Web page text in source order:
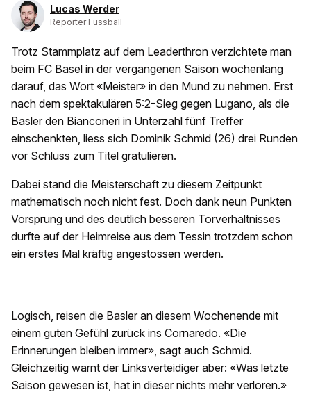
Lucas Werder
Reporter Fussball
Trotz Stammplatz auf dem Leaderthron verzichtete man
beim FC Basel in der vergangenen Saison wochenlang
darauf, das Wort «Meister» in den Mund zu nehmen. Erst
nach dem spektakulären 5:2-Sieg gegen Lugano, als die
Basler den Bianconeri in Unterzahl fünf Treffer
einschenkten, liess sich Dominik Schmid (26) drei Runden
vor Schluss zum Titel gratulieren.
Dabei stand die Meisterschaft zu diesem Zeitpunkt
mathematisch noch nicht fest. Doch dank neun Punkten
Vorsprung und des deutlich besseren Torverhältnisses
durfte auf der Heimreise aus dem Tessin trotzdem schon
ein erstes Mal kräftig angestossen werden.
Logisch, reisen die Basler an diesem Wochenende mit
einem guten Gefühl zurück ins Cornaredo. «Die
Erinnerungen bleiben immer», sagt auch Schmid.
Gleichzeitig warnt der Linksverteidiger aber: «Was letzte
Saison gewesen ist, hat in dieser nichts mehr verloren.»